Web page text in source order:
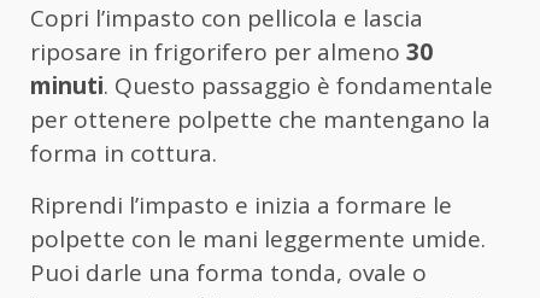
Copri l’impasto con pellicola e lascia
riposare in frigorifero per almeno 30
minuti. Questo passaggio è fondamentale
per ottenere polpette che mantengano la
forma in cottura.
Riprendi l’impasto e inizia a formare le
polpette con le mani leggermente umide.
Puoi darle una forma tonda, ovale o